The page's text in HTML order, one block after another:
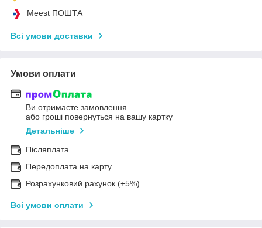
Meest ПОШТА
Всі умови доставки
Умови оплати
Ви отримаєте замовлення
або гроші повернуться на вашу картку
Детальніше
Післяплата
Передоплата на карту
Розрахунковий рахунок (+5%)
Всі умови оплати